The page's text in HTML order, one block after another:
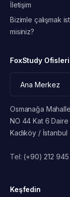
İletişim
Bizimle çalışmak
misiniz?
FoxStudy Ofisleri
Osmanağa
NO 44 Kat 6 Daire
Kadıköy / İstanbul
Tel: (+90) 212
Keşfedin